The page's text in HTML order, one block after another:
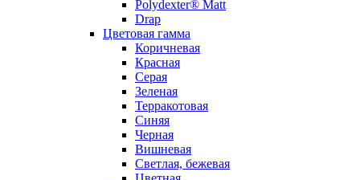
Polydexter® Matt
Drap
Цветовая гамма
Коричневая
Красная
Серая
Зеленая
Терракотовая
Синяя
Черная
Вишневая
Светлая, бежевая